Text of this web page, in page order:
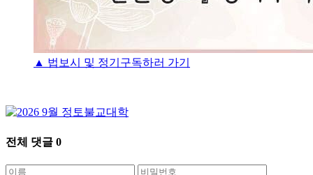
▲ 법보시 및 정기구독하러 가기
전체 댓글 0